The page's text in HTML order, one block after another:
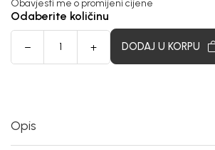
Obavjesti me o promijeni cijene
Odaberite količinu
DODAJ U KORPU
Opis